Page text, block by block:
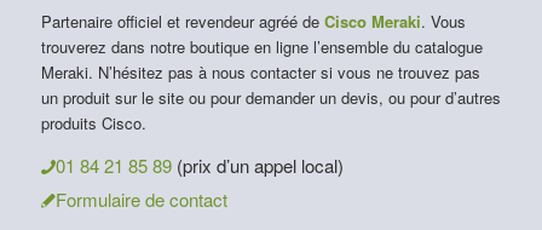
Partenaire officiel et revendeur agréé de Cisco Meraki. Vous
trouverez dans notre boutique en ligne l’ensemble du catalogue
Meraki. N’hésitez pas à nous contacter si vous ne trouvez pas
un produit sur le site ou pour demander un devis, ou pour d’autres
produits Cisco.
01 84 21 85 89 (prix d’un appel local)
Formulaire de contact